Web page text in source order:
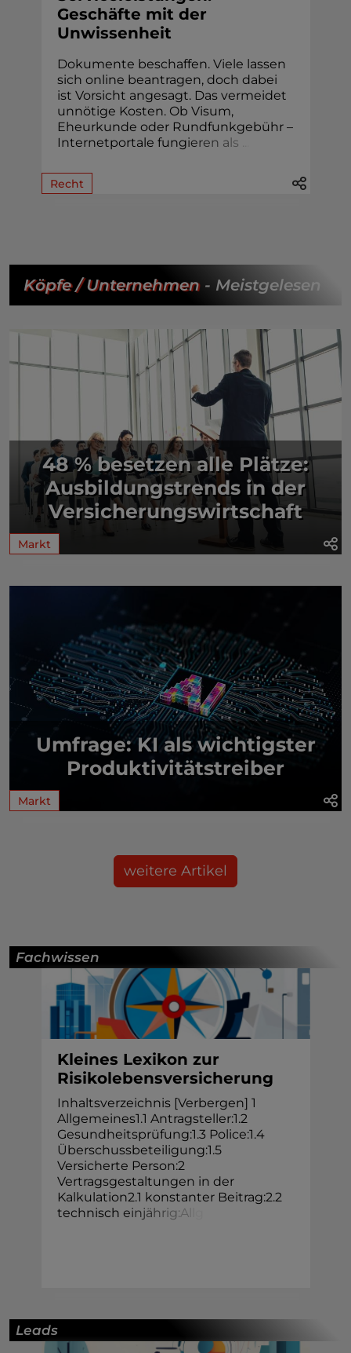
Geschäfte mit der
Unwissenheit
Dokumente beschaffen. Viele lassen
sich online beantragen, doch dabei
ist Vorsicht angesagt. Das vermeidet
unnötige Kosten. Ob Visum,
Eheur­kunde oder Rund­funk­gebühr –
Internetportale fungieren als
Recht
Köpfe / Unternehmen- Meistgelesen
48 % besetzen alle Plätze:
Ausbildungstrends in der
Versicherungswirtschaft
Markt
Umfrage: KI als wichtigster
Produktivitätstreiber
Markt
weitere Artikel
Fachwissen
Kleines Lexikon zur
Risikolebensversicherung
Inhaltsverzeichnis [Verbergen] 1
Allgemeines1.1 Antragsteller:1.2
Gesundheitsprüfung:1.3 Police:1.4
Überschussbeteiligung:1.5
Versicherte Person:2
Vertragsgestaltungen in der
Kalkulation2.1 konstanter Beitrag:2.2
technisch einjährig:Al
Leads